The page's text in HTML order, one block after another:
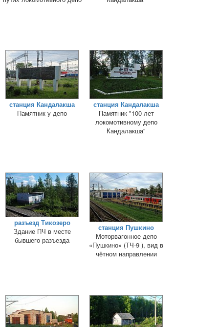
станция Кандалакша
Памятник у депо
станция Кандалакша
Памятник "100 лет
локомотивному депо
Кандалакша"
разъезд Тикозеро
Здание ПЧ в месте
бывшего разъезда
станция Пушкино
Моторвагонное депо
«Пушкино» (ТЧ-9 ), вид в
чётном направлении